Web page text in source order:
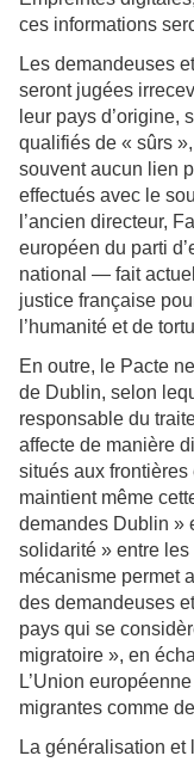
ces informations
Les demandeuses
seront jugées
leur pays d’origine,
qualifiés de « sûrs
souvent aucun lien
effectués avec le
l’ancien directeur,
européen du parti
national — fait
justice française
l’humanité et de
En outre, le Pacte
de Dublin, selon
responsable du
affecte de manière
situés aux frontières
maintient même
demandes Dublin »
solidarité » entre
mécanisme permet
des demandeuses
pays qui se
migratoire », en
L’Union
migrantes comme
La généralisation